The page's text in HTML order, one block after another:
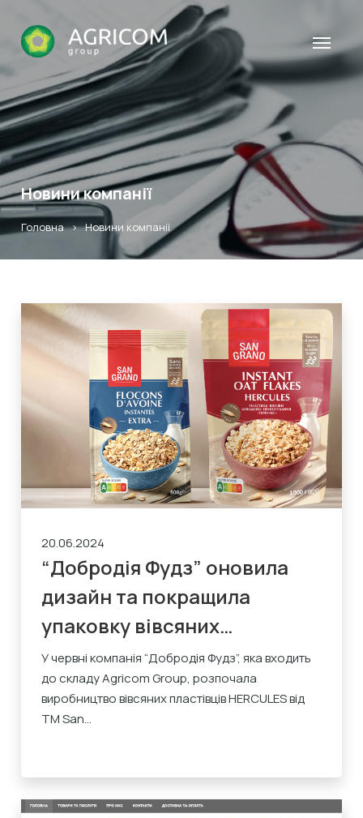
Новини компанії
Головна>Новини компанії
20.06.2024
“Добродія Фудз” оновила
дизайн та покращила
упаковку вівсяних
пластівців San Grano
У червні компанія “Добродія Фудз”, яка входить
до складу Agricom Group, розпочала
виробництво вівсяних пластівців HERCULES від
ТМ San...